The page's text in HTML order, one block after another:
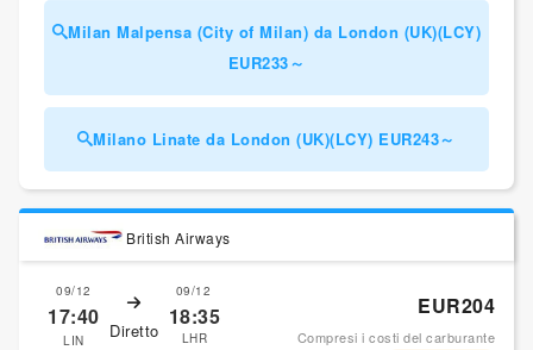
Milan Malpensa (City of Milan) da London (UK)(LCY)
EUR233～
Milano Linate da London (UK)(LCY) EUR243～
British Airways
09/12
17:40
LIN Diretto
09/12
18:35
LHR
EUR204
Compresi i costi del carburante